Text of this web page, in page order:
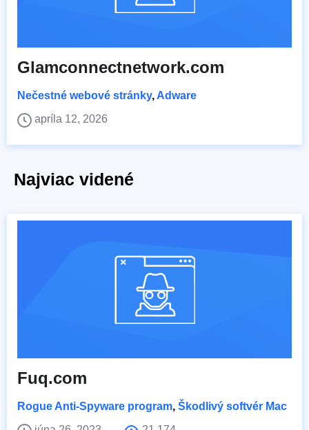
Glamconnectnetwork.com
Nečestné webové stránky, Adware
apríla 12, 2026
Najviac videné
Fuq.com
Rogue Anti-Spyware program, Škodlivý softvér Mac